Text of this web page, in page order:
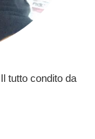
tutto condito da